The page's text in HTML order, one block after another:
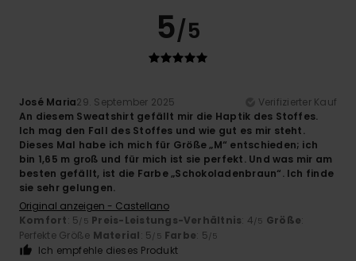
5/5
José Maria29. September 2025
Verifizierter Kauf
An diesem Sweatshirt gefällt mir die Haptik des Stoffes.
Ich mag den Fall des Stoffes und wie gut es mir steht.
Dieses Mal habe ich mich für Größe „M“ entschieden; ich
bin 1,65 m groß und für mich ist sie perfekt. Und was mir am
besten gefällt, ist die Farbe „Schokoladenbraun“. Ich finde
sie sehr gelungen.
Original anzeigen - Castellano
Komfort: 5/5 Preis-Leistungs-Verhältnis: 4/5 Größe:
Perfekte Größe Material: 5/5 Farbe: 5/5
Ich empfehle dieses Produkt